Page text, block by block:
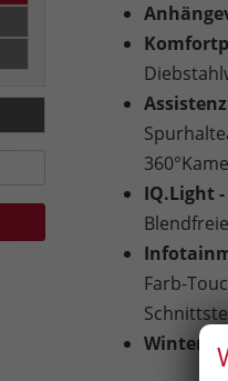
IQ.Light
Farb-